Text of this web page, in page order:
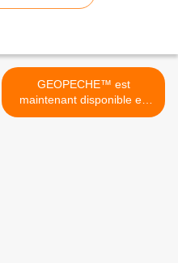
GEOPECHE™ est
maintenant disponible en
Charente ! >